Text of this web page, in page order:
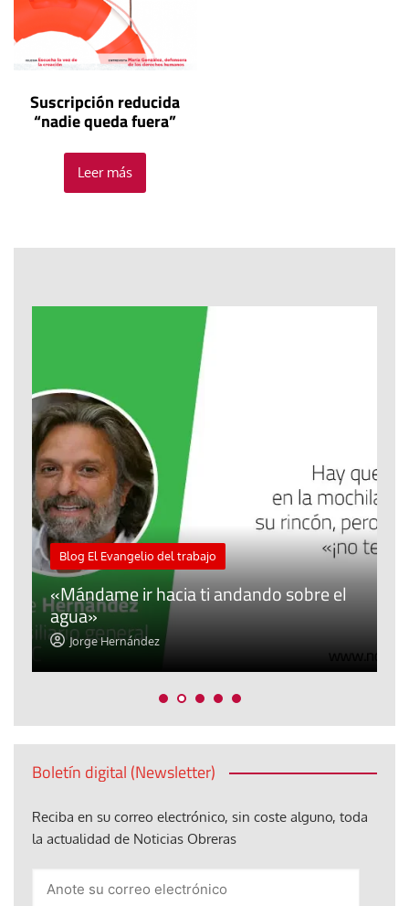
Suscripción reducida
“nadie queda fuera”
Leer más
Blog El Evangelio del trabajo
«Mándame ir hacia ti andando sobre el
agua»
Jorge Hernández
Boletín digital (Newsletter)
Reciba en su correo electrónico, sin coste alguno, toda
la actualidad de Noticias Obreras